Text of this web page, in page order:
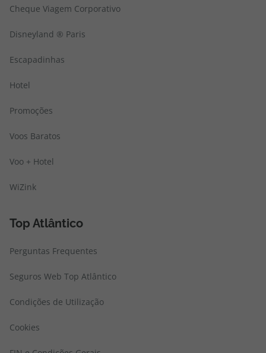
Cheque Viagem Corporativo
Disneyland ® Paris
Escapadinhas
Hotel
Promoções
Voos Baratos
Voo + Hotel
WiZink
Top Atlântico
Perguntas Frequentes
Seguros Web Top Atlântico
Condições de Utilização
Cookies